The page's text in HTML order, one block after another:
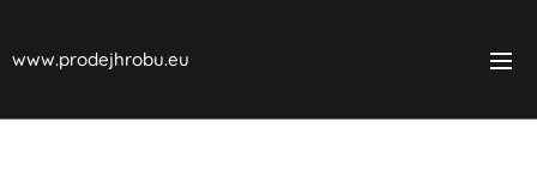
www.prodejhrobu.eu